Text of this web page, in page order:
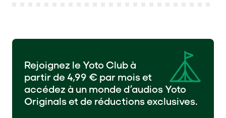
Rejoignez le Yoto Club à
partir de 4,99 € par mois et
accédez à un monde d’audios Yoto
Originals et de réductions exclusives.